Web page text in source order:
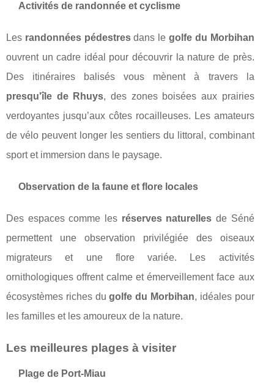
Activités de randonnée et cyclisme
Les randonnées pédestresdans legolfe du Morbihan
ouvrent un cadre idéal pour découvrir la nature de près.
Des itinéraires balisés vous mènent à travers la
presqu'île de Rhuys, des zones boisées aux prairies
verdoyantes jusqu’aux côtes rocailleuses. Les amateurs
de vélo peuvent longer les sentiers du littoral, combinant
sport et immersion dans le paysage.
Observation de la faune et flore locales
Des espaces comme les réserves naturelles de Séné
permettent une observation privilégiée des oiseaux
migrateurs et une flore variée. Les activités
ornithologiques offrent calme et émerveillement face aux
écosystèmes riches dugolfe du Morbihan, idéales pour
les familles et les amoureux de la nature.
Les meilleures plages à visiter
Plage de Port-Miau